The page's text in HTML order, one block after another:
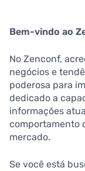
Bem-vindo ao
No Zenconf,
negócios e
poderosa para
dedicado a
informações
comportamento
mercado.
Se você está